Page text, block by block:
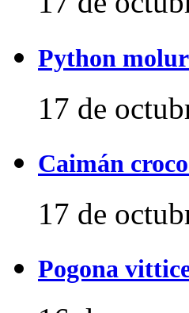
Python
17 de
Caimán
17 de
Pogona